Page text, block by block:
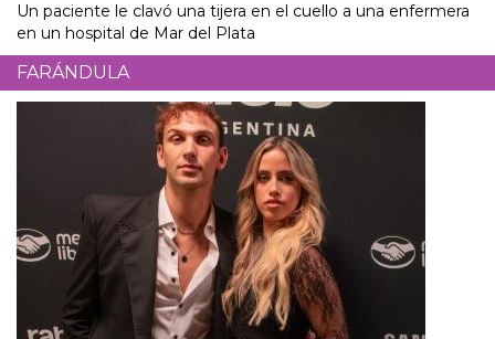
Un paciente le clavó una tijera en el cuello a una enfermera
en un hospital de Mar del Plata
FARÁNDULA